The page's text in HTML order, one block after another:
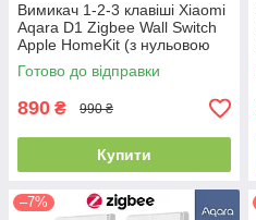
Вимикач 1-2-3 клавіші Xiaomi
Aqara D1 Zigbee Wall Switch
Apple HomeKit (з нульовою
лінією)
Готово до відправки
890 ₴ 990 ₴
Купити
–7%